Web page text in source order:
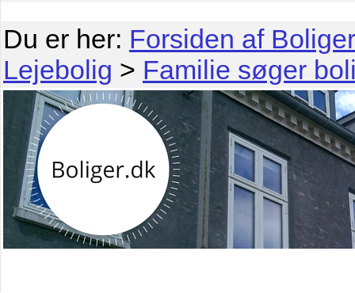
Du er her: Forsiden af
Lejebolig > Familie søger